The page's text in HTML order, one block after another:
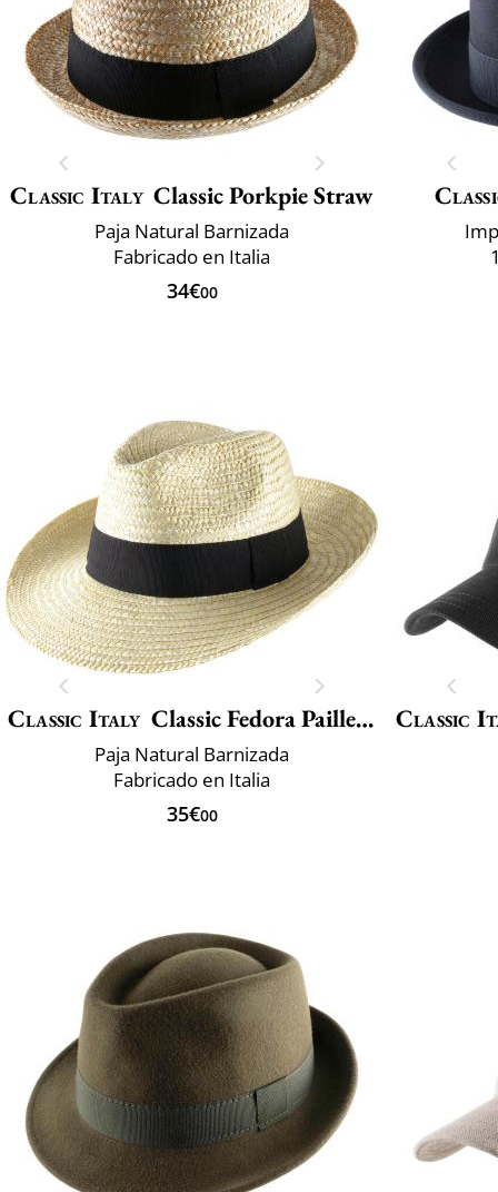
Classic Italy Classic Porkpie Straw
Paja Natural Barnizada
Fabricado en Italia
34€00
Classic Italy Classic Fedora Paille Large
Paja Natural Barnizada
Fabricado en Italia
35€00
Classic